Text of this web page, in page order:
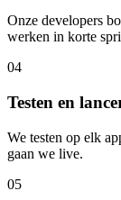
Onze developers
werken in korte
04
Testen en
We testen op elk
gaan we live.
05